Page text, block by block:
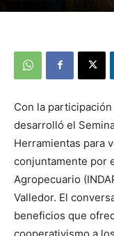
Con la
desarrolló el
Herramientas para
conjuntamente por
Agropecuario
Valledor. El
beneficios que
cooperativismo a